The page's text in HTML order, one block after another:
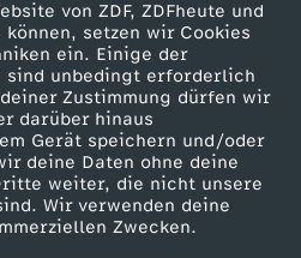
von ZDF, ZDFheute und
setzen wir Cookies
ein. Einige der
sind unbedingt erforderlich
Zustimmung dürfen wir
darüber hinaus
Gerät speichern und/oder
deine Daten ohne deine
weiter, die nicht unsere
Wir verwenden deine
Zwecken.
Service
ZDFmitreden
Kontakt zum ZDF
Tickets